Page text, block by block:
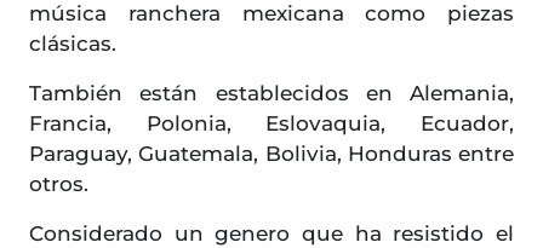
música ranchera mexicana como piezas
clásicas.
También están establecidos en Alemania,
Francia, Polonia, Eslovaquia, Ecuador,
Paraguay, Guatemala, Bolivia, Honduras entre
otros.
Considerado un genero que ha resistido el